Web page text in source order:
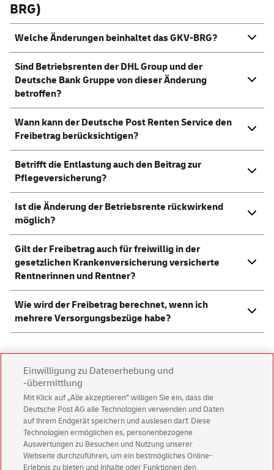
BRG)
Welche Änderungen beinhaltet das GKV-BRG?
Sind Betriebsrenten der DHLGroup und der
Deutsche Bank Gruppe von dieser Änderung
betroffen?
Wann kann der Deutsche Post RentenService den
Freibetrag berücksichtigen?
Betrifft die Entlastung auch den Beitrag zur
Pflegeversicherung?
Ist die Änderung der Betriebsrente rückwirkend
möglich?
Gilt der Freibetrag auch für freiwillig in der
gesetzlichen Krankenversicherung versicherte
Rentnerinnen und Rentner?
Wie wird der Freibetrag berechnet, wenn ich
mehrere Versorgungsbezüge habe?
Fragen zur Rentenbezugsmitteilung für
Rentenleistungen aus Betriebsrenten
Welche Informationen enthält die
Rentenbezugsmitteilung?
Wofür benötige ich eine Rentenbezugsmitteilung?
Einwilligung zu Datenerhebung und
-übermittlung
Mit Klick auf „Alle akzeptieren” willigen Sie ein, dass die
Deutsche Post AG alle Technologien verwenden und Daten
auf Ihrem Endgerät speichern und auslesen darf. Diese
Technologien ermöglichen es, personenbezogene
Auswertungen zu Besuchen und Nutzung unserer
Webseite durchzuführen, um ein bestmögliches Online-
Erlebnis zu bieten und Inhalte oder Funktionen den